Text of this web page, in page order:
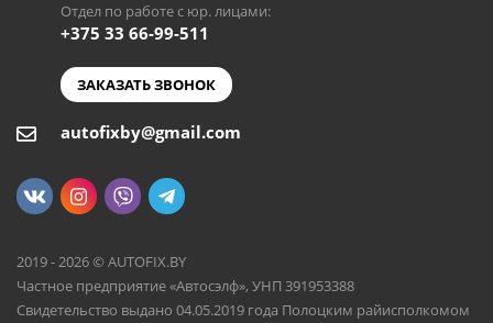
Отдел по работе с юр. лицами:
+375 33 66-99-511
ЗАКАЗАТЬ ЗВОНОК
autofixby@gmail.com
2019 - 2026 © AUTOFIX.BY
Частное предприятие «Автосэлф», УНП 391953388
Свидетельство выдано 04.05.2019 года Полоцким райисполкомом